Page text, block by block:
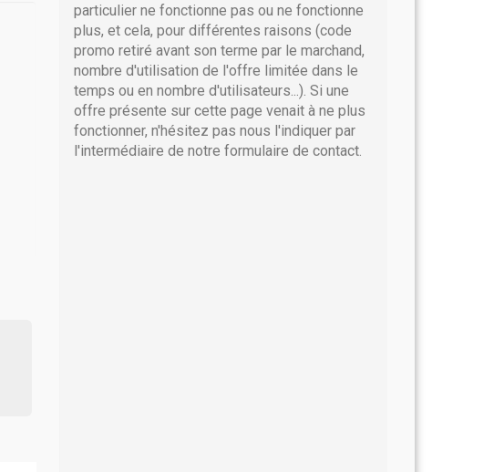
particulier ne fonctionne pas ou ne fonctionne
plus, et cela, pour différentes raisons (code
promo retiré avant son terme par le marchand,
nombre d'utilisation de l'offre limitée dans le
temps ou en nombre d'utilisateurs...). Si une
offre présente sur cette page venait à ne plus
fonctionner, n'hésitez pas nous l'indiquer par
l'intermédiaire de notre formulaire de contact.